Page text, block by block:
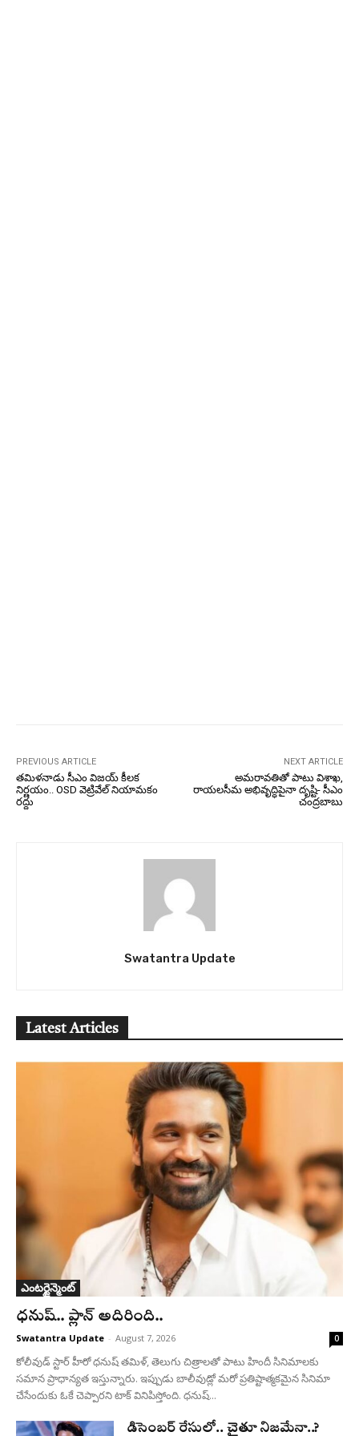
PREVIOUS ARTICLE
తమిళనాడు సీఎం విజయ్ కీలక
నిర్ణయం.. OSD వెట్రివేల్ నియామకం
రద్దు
NEXT ARTICLE
అమరావతితో పాటు విశాఖ,
రాయలసీమ అభివృద్ధిపైనా దృష్టి- సీఎం
చంద్రబాబు
Swatantra Update
Latest Articles
ఎంటర్టైన్మెంట్
ధనుష్‌.. ప్లాన్ అదిరింది..
Swatantra Update - August 7, 2026 0
కోలీవుడ్ స్టార్ హీరో ధనుష్ తమిళ్, తెలుగు చిత్రాలతో పాటు హిందీ సినిమాలకు
సమాన ప్రాధాన్యత ఇస్తున్నారు. ఇప్పుడు బాలీవుడ్లో మరో ప్రతిష్టాత్మకమైన సినిమా
చేసేందుకు ఓకే చెప్పారని టాక్ వినిపిస్తోంది. ధనుష్...
డిసెంబర్ రేసులో.. చైతూ నిజమేనా..?